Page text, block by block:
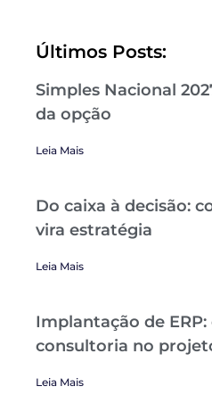
Últimos Posts:
Simples Nacional
da opção
Leia Mais
Do caixa à decisão:
vira estratégia
Leia Mais
Implantação de ERP:
consultoria no
Leia Mais